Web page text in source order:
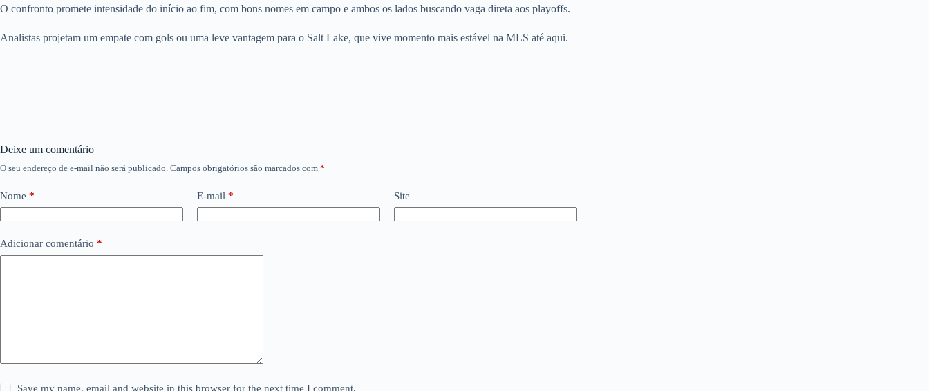
O confronto promete intensidade do início ao fim, com bons nomes em campo e ambos os lados buscando vaga direta aos playoffs.
Analistas projetam um empate com gols ou uma leve vantagem para o Salt Lake, que vive momento mais estável na MLS até aqui.
Deixe um comentário
O seu endereço de e-mail não será publicado. Campos obrigatórios são marcados com *
Nome * E-mail * Site
Adicionar comentário *
Save my name, email and website in this browser for the next time I comment.